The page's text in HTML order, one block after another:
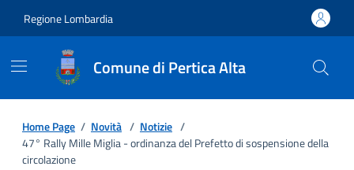
Regione Lombardia
Comune di Pertica Alta
Home Page / Novità / Notizie /
47° Rally Mille Miglia - ordinanza del Prefetto di sospensione della
circolazione